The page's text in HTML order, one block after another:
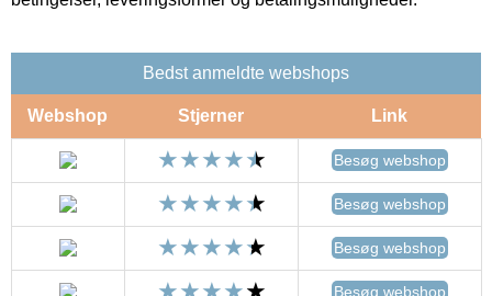
Bedst anmeldte webshops
Webshop Stjerner Link
Besøg webshop
Besøg webshop
Besøg webshop
Besøg webshop